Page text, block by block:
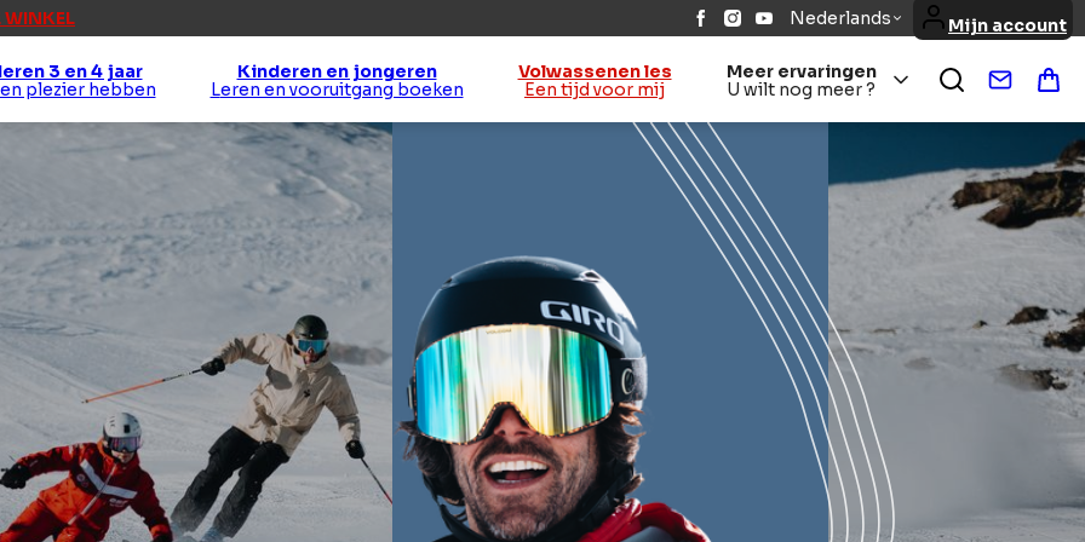
WINKEL Nederlands Mijn account
3 en 4 jaar
en plezier hebben
Kinderen en jongeren
Leren en vooruitgang boeken
Volwassenen les
Een tijd voor mij
Meer ervaringen
U wilt nog meer ?